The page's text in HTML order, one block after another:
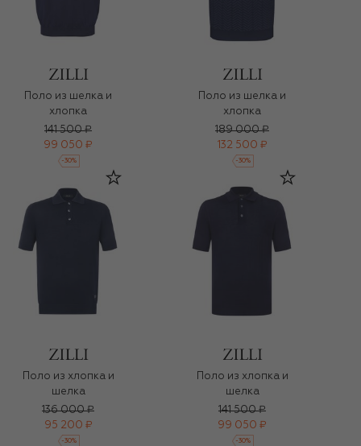
Поло из шелка и
хлопка
141 500 ₽
99 050 ₽
-30%
Поло из шелка и
хлопка
189 000 ₽
132 500 ₽
-30%
Поло из хлопка и
шелка
136 000 ₽
95 200 ₽
-30%
Поло из хлопка и
шелка
141 500 ₽
99 050 ₽
-30%